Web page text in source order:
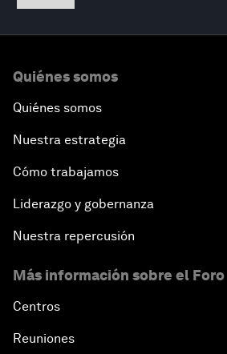
Quiénes somos
Quiénes somos
Nuestra estrategia
Cómo trabajamos
Liderazgo y gobernanza
Nuestra repercusión
Más información sobre el Foro
Centros
Reuniones